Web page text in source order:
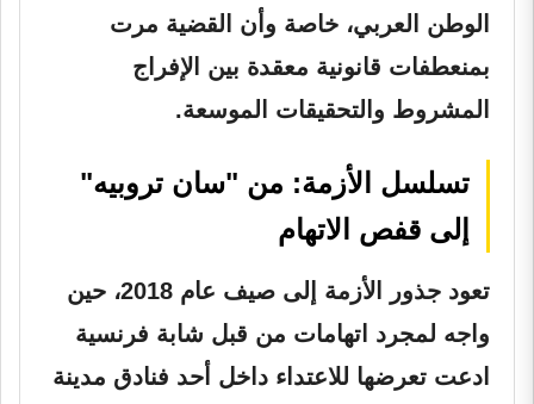
الوطن العربي، خاصة وأن القضية مرت
بمنعطفات قانونية معقدة بين الإفراج
المشروط والتحقيقات الموسعة.
تسلسل الأزمة: من "سان تروبيه"
إلى قفص الاتهام
تعود جذور الأزمة إلى صيف عام 2018، حين
واجه لمجرد اتهامات من قبل شابة فرنسية
ادعت تعرضها للاعتداء داخل أحد فنادق مدينة